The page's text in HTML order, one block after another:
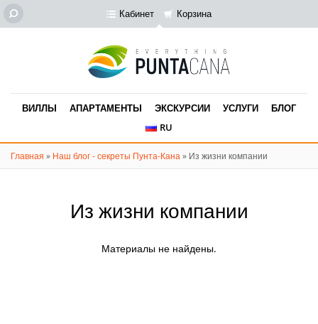
Кабинет Корзина
ВИЛЛЫ АПАРТАМЕНТЫ ЭКСКУРСИИ УСЛУГИ
БЛОГ
RU
Главная » Наш блог - секреты Пунта-Кана» Из жизни компании
Из жизни компании
Материалы не найдены.